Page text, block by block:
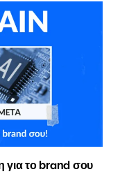
για το brand σου